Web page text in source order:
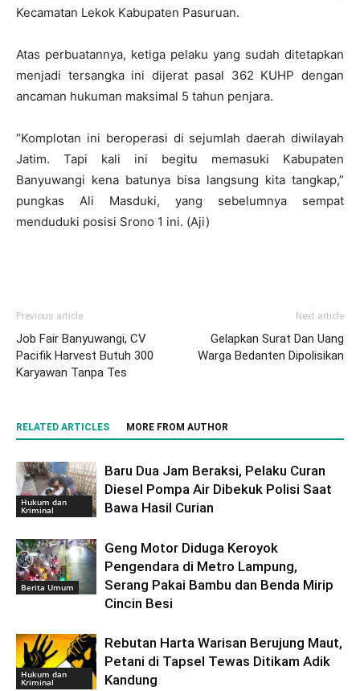
Kecamatan Lekok Kabupaten Pasuruan.
Atas perbuatannya, ketiga pelaku yang sudah ditetapkan
menjadi tersangka ini dijerat pasal 362 KUHP dengan
ancaman hukuman maksimal 5 tahun penjara.
“Komplotan ini beroperasi di sejumlah daerah diwilayah
Jatim. Tapi kali ini begitu memasuki Kabupaten
Banyuwangi kena batunya bisa langsung kita tangkap,”
pungkas Ali Masduki, yang sebelumnya sempat
menduduki posisi Srono 1 ini. (Aji)
Previous article
Job Fair Banyuwangi, CV
Pacifik Harvest Butuh 300
Karyawan Tanpa Tes
Next article
Gelapkan Surat Dan Uang
Warga Bedanten Dipolisikan
RELATED ARTICLES MORE FROM AUTHOR
Hukum dan
Kriminal
Baru Dua Jam Beraksi, Pelaku Curan
Diesel Pompa Air Dibekuk Polisi Saat
Bawa Hasil Curian
Berita Umum
Geng Motor Diduga Keroyok
Pengendara di Metro Lampung,
Serang Pakai Bambu dan Benda Mirip
Cincin Besi
Hukum dan
Kriminal
Rebutan Harta Warisan Berujung Maut,
Petani di Tapsel Tewas Ditikam Adik
Kandung